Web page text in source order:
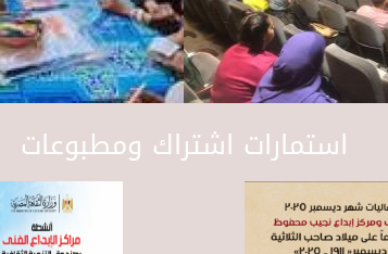
استمارات اشتراك ومطبوعات